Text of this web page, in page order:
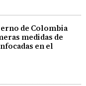
de Colombia
medidas de
en el